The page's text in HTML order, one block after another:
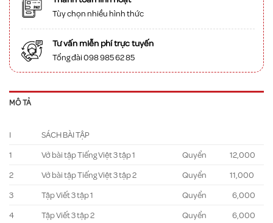
Tùy chọn nhiều hình thức
Tư vấn miễn phí trực tuyến
Tổng đài 098 985 62 85
MÔ TẢ
I
SÁCH BÀI TẬP
1
Vở bài tập Tiếng Việt 3 tập 1 Quyển
12,000
2
Vở bài tập Tiếng Việt 3 tập 2 Quyển
11,000
3
Tập Viết 3 tập 1 Quyển
6,000
4
Tập Viết 3 tập 2 Quyển
6,000